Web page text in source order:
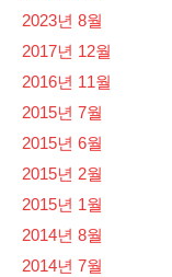
2023년 8월
2017년 12월
2016년 11월
2015년 7월
2015년 6월
2015년 2월
2015년 1월
2014년 8월
2014년 7월